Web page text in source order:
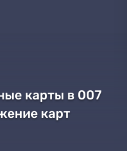
карты в 007
карт